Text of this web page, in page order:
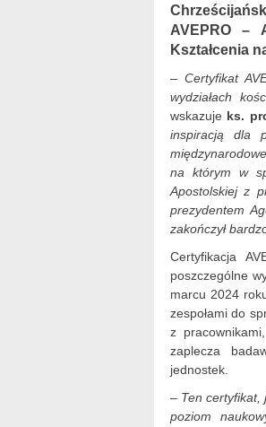
AVEPRO –
Kształcenia
– Certyfikat
wydziałach
wskazuje ks.
inspiracją dla
na którym w
Apostolskiej z
prezydentem
zakończył
Certyfikacja
poszczególne
marcu 2024
zespołami do
z
zaplecza
jednostek.
– Ten certyfikat,
poziom